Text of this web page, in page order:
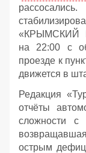
«КРЫМСКИЙ
на 22:00 с
проезде к
движется в
Редакция
отчёты
сложности с
острым